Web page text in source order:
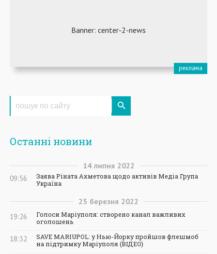
Останні новини
14 липня 2022
09:56
Заява Ріната Ахметова щодо активів Медіа Група
Україна
25 березня 2022
19:26
Голоси Маріуполя: створено канал важливих
оголошень
18:32
SAVE MARIUPOL: у Нью-Йорку пройшов флешмоб
на підтримку Маріуполя (ВІДЕО)